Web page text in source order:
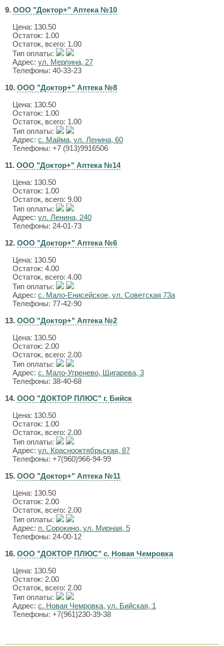
9. ООО "Доктор+" Аптека №10
Цена: 130.50
Остаток: 1.00
Остаток, всего: 1.00
Тип оплаты:
Адрес: ул. Мерлина, 27
Телефоны: 40-33-23
10. ООО "Доктор+" Аптека №8
Цена: 130.50
Остаток: 1.00
Остаток, всего: 1.00
Тип оплаты:
Адрес: с. Майма, ул. Ленина, 60
Телефоны: +7 (913)9916506
11. ООО "Доктор+" Аптека №14
Цена: 130.50
Остаток: 1.00
Остаток, всего: 9.00
Тип оплаты:
Адрес: ул. Ленина, 240
Телефоны: 24-01-73
12. ООО "Доктор+" Аптека №6
Цена: 130.50
Остаток: 4.00
Остаток, всего: 4.00
Тип оплаты:
Адрес: с. Мало-Енисейское, ул. Советская 73а
Телефоны: 77-42-90
13. ООО "Доктор+" Аптека №2
Цена: 130.50
Остаток: 2.00
Остаток, всего: 2.00
Тип оплаты:
Адрес: с. Мало-Угренево, Щигарева, 3
Телефоны: 38-40-68
14. ООО "ДОКТОР ПЛЮС" г. Бийск
Цена: 130.50
Остаток: 1.00
Остаток, всего: 2.00
Тип оплаты:
Адрес: ул. Краснооктябрьская, 87
Телефоны: +7(960)966-94-99
15. ООО "Доктор+" Аптека №11
Цена: 130.50
Остаток: 2.00
Остаток, всего: 2.00
Тип оплаты:
Адрес: п. Сорокино, ул. Мирная, 5
Телефоны: 24-00-12
16. ООО "ДОКТОР ПЛЮС" с. Новая Чемровка
Цена: 130.50
Остаток: 2.00
Остаток, всего: 2.00
Тип оплаты:
Адрес: с. Новая Чемровка, ул. Бийская, 1
Телефоны: +7(961)230-39-38